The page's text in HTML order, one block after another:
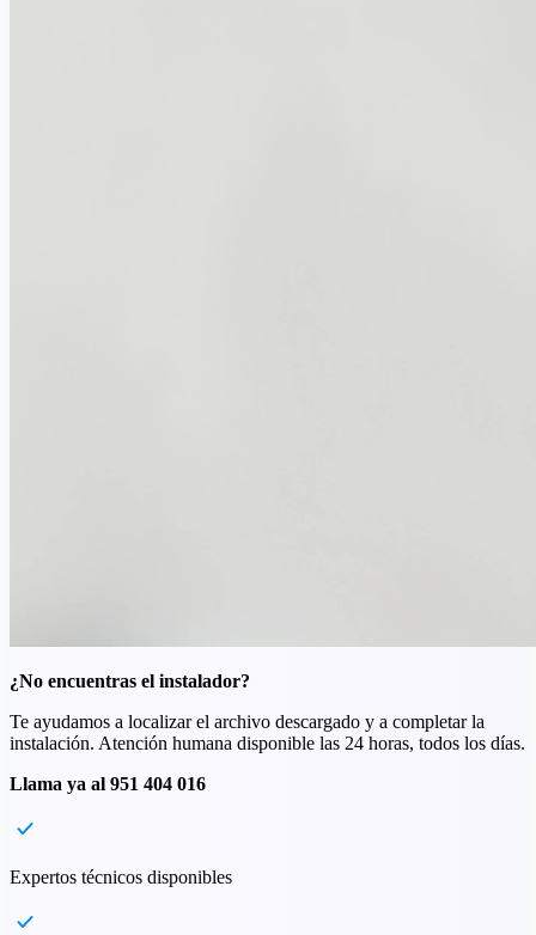
¿No encuentras el instalador?
Te ayudamos a localizar el archivo descargado y a completar la
instalación. Atención humana disponible las 24 horas, todos los días.
Llama ya al 951 404 016
Expertos técnicos disponibles